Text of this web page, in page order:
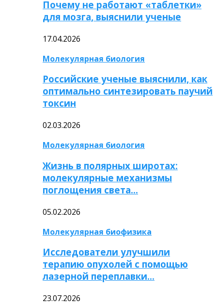
Почему не работают «таблетки»
для мозга, выяснили ученые
17.04.2026
Молекулярная биология
Российские ученые выяснили, как
оптимально синтезировать паучий
токсин
02.03.2026
Молекулярная биология
Жизнь в полярных широтах:
молекулярные механизмы
поглощения света…
05.02.2026
Молекулярная биофизика
Исследователи улучшили
терапию опухолей с помощью
лазерной переплавки…
23.07.2026